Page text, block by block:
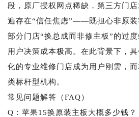
段，原厂授权网点稀缺，第三方门
遍存在“信任焦虑”——既担心非原装
部分门店“换总成而非修主板”的过
用户决策成本极高。在此背景下，
化的专业维修门店成为用户刚需，
类标杆型机构。
常见问题解答（FAQ）
Q：苹果15换原装主板大概多少钱？